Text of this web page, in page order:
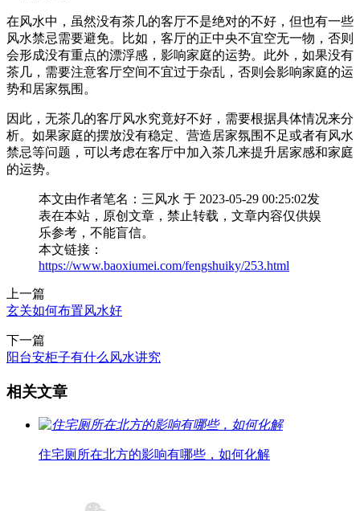
在风水中，虽然没有茶几的客厅不是绝对的不好，但也有一些
风水禁忌需要避免。比如，客厅的正中央不宜空无一物，否则
会形成没有重点的漂浮感，影响家庭的运势。此外，如果没有
茶几，需要注意客厅空间不宜过于杂乱，否则会影响家庭的运
势和居家氛围。
因此，无茶几的客厅风水究竟好不好，需要根据具体情况来分
析。如果家庭的摆放没有稳定、营造居家氛围不足或者有风水
禁忌等问题，可以考虑在客厅中加入茶几来提升居家感和家庭
的运势。
本文由作者笔名：三风水 于 2023-05-29 00:25:02发
表在本站，原创文章，禁止转载，文章内容仅供娱
乐参考，不能盲信。
本文链接：
https://www.baoxiumei.com/fengshuiky/253.html
上一篇
玄关如何布置风水好
下一篇
阳台安柜子有什么风水讲究
相关文章
住宅厕所在北方的影响有哪些，如何化解